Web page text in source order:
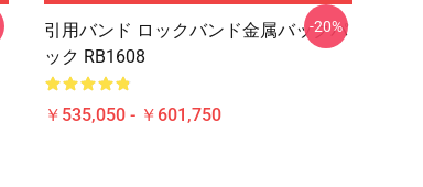
引用バンド ロックバンド金属バックパ
ック RB1608
￥535,050 - ￥601,750
-20%